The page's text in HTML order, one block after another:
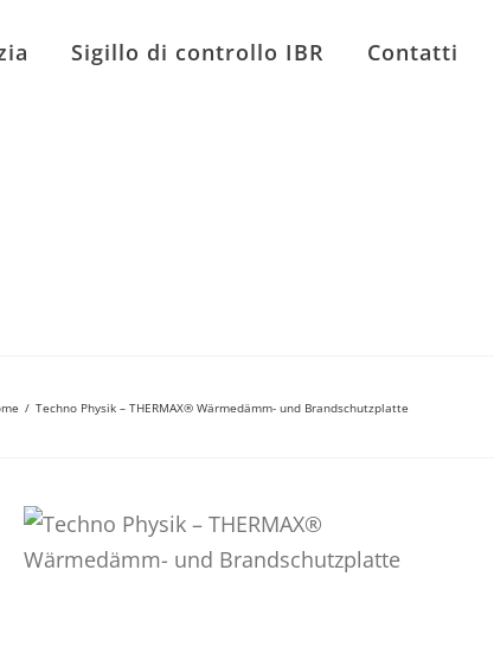
Sigillo di controllo IBR Contatti
/ Techno Physik – THERMAX® Wärmedämm- und Brandschutzplatte